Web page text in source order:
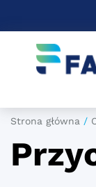
Strona główna /